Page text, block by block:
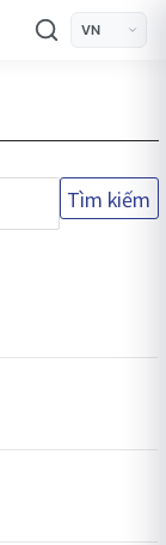
언어선택
Tìm kiếm